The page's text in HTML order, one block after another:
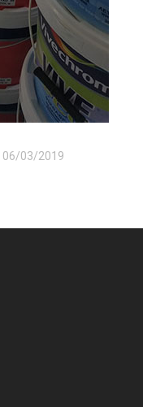
06/03/2019